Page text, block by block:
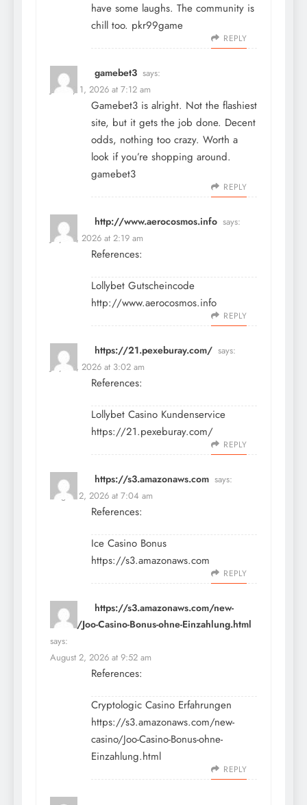
have some laughs. The community is
chill too. pkr99game
REPLY
gamebet3 says:
January 1, 2026 at 7:12 am
Gamebet3 is alright. Not the flashiest
site, but it gets the job done. Decent
odds, nothing too crazy. Worth a
look if you’re shopping around.
gamebet3
REPLY
http://www.aerocosmos.info says:
July 20, 2026 at 2:19 am
References:
Lollybet Gutscheincode
http://www.aerocosmos.info
REPLY
https://21.pexeburay.com/ says:
July 20, 2026 at 3:02 am
References:
Lollybet Casino Kundenservice
https://21.pexeburay.com/
REPLY
https://s3.amazonaws.com says:
August 2, 2026 at 7:04 am
References:
Ice Casino Bonus
https://s3.amazonaws.com
REPLY
https://s3.amazonaws.com/new-
casino/Joo-Casino-Bonus-ohne-Einzahlung.html
says:
August 2, 2026 at 9:52 am
References:
Cryptologic Casino Erfahrungen
https://s3.amazonaws.com/new-
casino/Joo-Casino-Bonus-ohne-
Einzahlung.html
REPLY